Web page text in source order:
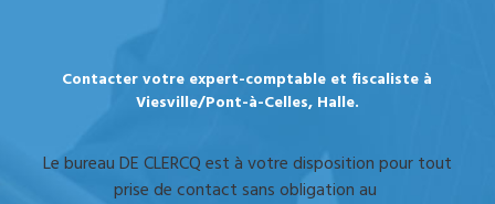
Contacter votre expert-comptable et fiscaliste à
Viesville/Pont-à-Celles, Halle.
Le bureau DE CLERCQ est à votre disposition pour tout
prise de contact sans obligation au